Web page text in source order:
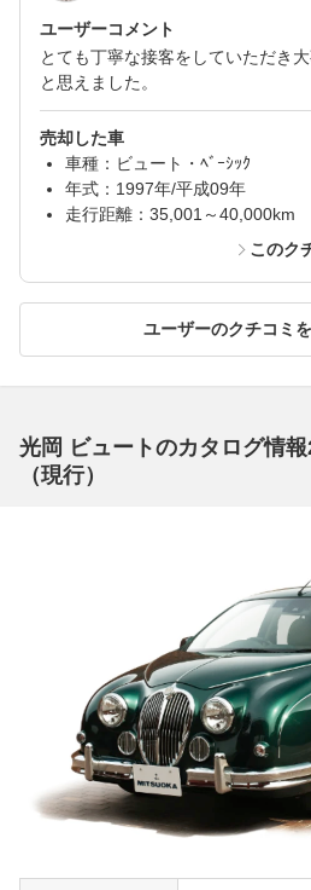
ユーザーコメント
とても丁寧な接客をしていただき
と思えました。
売却した車
車種：ビュート・ﾍﾞｰｼｯｸ
年式：1997年/平成09年
走行距離：35,001～40,000km
このク
ユーザーのクチコミ
光岡 ビュートのカタログ情
（現行）